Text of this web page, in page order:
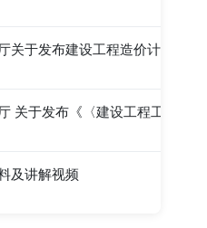
关于发布建设工程造价计价依
关于发布《〈建设工程工程量
及讲解视频